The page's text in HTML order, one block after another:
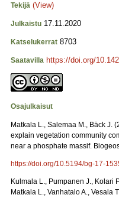
Tekijä (View)
Julkaistu 17.11.2020
Katselukerrat 8703
Saatavilla https://doi.org/
Osajulkaisut
Matkala L., Salemaa M., Bäck J.
explain vegetation community
near a phosphate massif.
https://doi.org/10.5194/bg-17-
Kulmala L., Pumpanen J., Kolari
Matkala L., Vanhatalo A., Vesala